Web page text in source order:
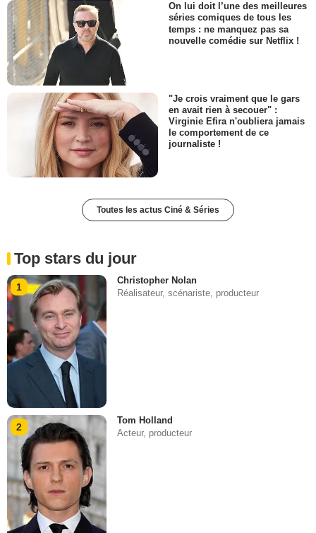
On lui doit l’une des meilleures
séries comiques de tous les
temps : ne manquez pas sa
nouvelle comédie sur Netflix !
"Je crois vraiment que le gars
en avait rien à secouer" :
Virginie Efira n'oubliera jamais
le comportement de ce
journaliste !
Toutes les actus Ciné & Séries
Top stars du jour
1
Christopher Nolan
Réalisateur, scénariste, producteur
2
Tom Holland
Acteur, producteur